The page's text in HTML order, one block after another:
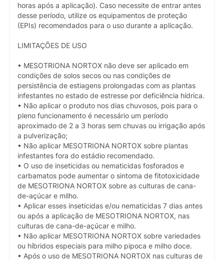
horas após a aplicação). Caso necessite de entrar antes
desse período, utilize os equipamentos de proteção
(EPIs) recomendados para o uso durante a aplicação.
LIMITAÇÕES DE USO
• MESOTRIONA NORTOX não deve ser aplicado em
condições de solos secos ou nas condições de
persistência de estiagens prolongadas com as plantas
infestantes no estado de estresse por deficiência hídrica.
• Não aplicar o produto nos dias chuvosos, pois para o
pleno funcionamento é necessário um período
aproximado de 2 a 3 horas sem chuvas ou irrigação após
a pulverização;
• Não aplicar MESOTRIONA NORTOX sobre plantas
infestantes fora do estádio recomendado.
• O uso de inseticidas ou nematicidas fosforados e
carbamatos pode aumentar o sintoma de fitotoxicidade
de MESOTRIONA NORTOX sobre as culturas de cana-
de-açúcar e milho.
• Aplicar esses inseticidas e/ou nematicidas 7 dias antes
ou após a aplicação de MESOTRIONA NORTOX, nas
culturas de cana-de-açúcar e milho.
• Não aplicar MESOTRIONA NORTOX sobre variedades
ou híbridos especiais para milho pipoca e milho doce.
• Após o uso de MESOTRIONA NORTOX nas culturas de